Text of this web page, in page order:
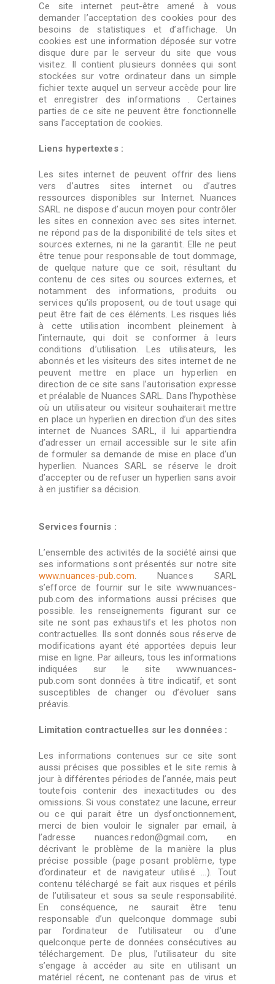
Ce site internet peut-être amené à vous
demander l’acceptation des cookies pour des
besoins de statistiques et d’affichage. Un
cookies est une information déposée sur votre
disque dure par le serveur du site que vous
visitez. Il contient plusieurs données qui sont
stockées sur votre ordinateur dans un simple
fichier texte auquel un serveur accède pour lire
et enregistrer des informations . Certaines
parties de ce site ne peuvent être fonctionnelle
sans l’acceptation de cookies.
Liens hypertextes :
Les sites internet de peuvent offrir des liens
vers d’autres sites internet ou d’autres
ressources disponibles sur Internet. Nuances
SARL ne dispose d’aucun moyen pour contrôler
les sites en connexion avec ses sites internet.
ne répond pas de la disponibilité de tels sites et
sources externes, ni ne la garantit. Elle ne peut
être tenue pour responsable de tout dommage,
de quelque nature que ce soit, résultant du
contenu de ces sites ou sources externes, et
notamment des informations, produits ou
services qu’ils proposent, ou de tout usage qui
peut être fait de ces éléments. Les risques liés
à cette utilisation incombent pleinement à
l’internaute, qui doit se conformer à leurs
conditions d’utilisation. Les utilisateurs, les
abonnés et les visiteurs des sites internet de ne
peuvent mettre en place un hyperlien en
direction de ce site sans l’autorisation expresse
et préalable de Nuances SARL. Dans l’hypothèse
où un utilisateur ou visiteur souhaiterait mettre
en place un hyperlien en direction d’un des sites
internet de Nuances SARL, il lui appartiendra
d’adresser un email accessible sur le site afin
de formuler sa demande de mise en place d’un
hyperlien. Nuances SARL se réserve le droit
d’accepter ou de refuser un hyperlien sans avoir
à en justifier sa décision.
Services fournis :
L’ensemble des activités de la société ainsi que
ses informations sont présentés sur notre site
www.nuances-pub.com. Nuances SARL
s’efforce de fournir sur le site www.nuances-
pub.com des informations aussi précises que
possible. les renseignements figurant sur ce
site ne sont pas exhaustifs et les photos non
contractuelles. Ils sont donnés sous réserve de
modifications ayant été apportées depuis leur
mise en ligne. Par ailleurs, tous les informations
indiquées sur le site www.nuances-
pub.com sont données à titre indicatif, et sont
susceptibles de changer ou d’évoluer sans
préavis.
Limitation contractuelles sur les données :
Les informations contenues sur ce site sont
aussi précises que possibles et le site remis à
jour à différentes périodes de l’année, mais peut
toutefois contenir des inexactitudes ou des
omissions. Si vous constatez une lacune, erreur
ou ce qui parait être un dysfonctionnement,
merci de bien vouloir le signaler par email, à
l’adresse nuances.redon@gmail.com, en
décrivant le problème de la manière la plus
précise possible (page posant problème, type
d’ordinateur et de navigateur utilisé …). Tout
contenu téléchargé se fait aux risques et périls
de l’utilisateur et sous sa seule responsabilité.
En conséquence, ne saurait être tenu
responsable d’un quelconque dommage subi
par l’ordinateur de l’utilisateur ou d’une
quelconque perte de données consécutives au
téléchargement. De plus, l’utilisateur du site
s’engage à accéder au site en utilisant un
matériel récent, ne contenant pas de virus et